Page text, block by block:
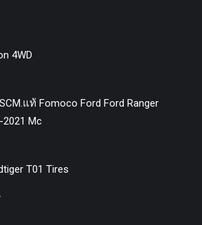
4WD
แท้ Fomoco Ford Ford Ranger
2021 Mc
T01 Tires